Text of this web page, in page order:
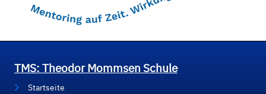
TMS: Theodor Mommsen Schule
Startseite